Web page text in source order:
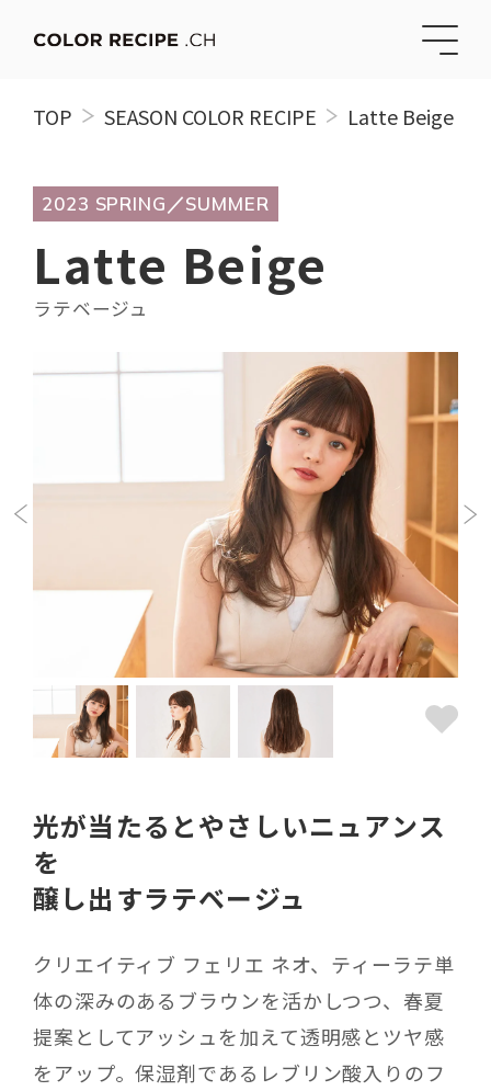
TOP SEASON COLOR RECIPE Latte Beige
2023 SPRING／SUMMER
Latte Beige
ラテベージュ
光が当たるとやさしいニュアンス
を
醸し出すラテベージュ
クリエイティブ フェリエ ネオ、ティーラテ単
体の深みのあるブラウンを活かしつつ、春夏
提案としてアッシュを加えて透明感とツヤ感
をアップ。保湿剤であるレブリン酸入りのフ